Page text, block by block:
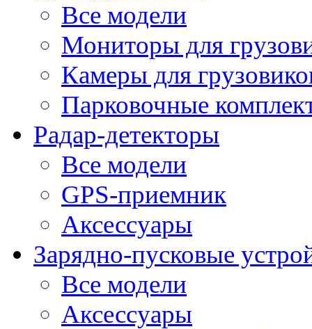
Все модели
Мониторы для
Камеры для
Парковочные
Радар-детекторы
Все модели
GPS-приемник
Аксессуары
Зарядно-пусковые
Все модели
Аксессуары